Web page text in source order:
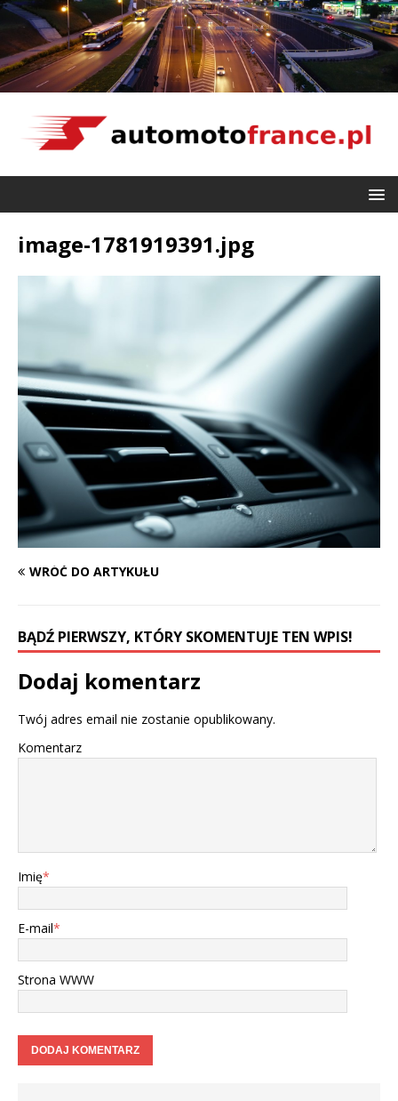
image-1781919391.jpg
WRÓĆ DO ARTYKUŁU
BĄDŹ PIERWSZY, KTÓRY SKOMENTUJE TEN WPIS!
Dodaj komentarz
Twój adres email nie zostanie opublikowany.
Komentarz
Imię*
E-mail*
Strona WWW